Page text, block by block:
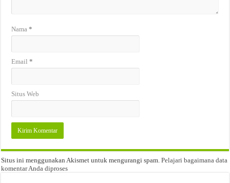
Nama*
Email*
Situs Web
Situs ini menggunakan Akismet untuk mengurangi spam.Pelajari bagaimana data
komentar Anda diproses